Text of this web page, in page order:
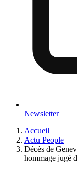
Newsletter
Accueil
Actu People
Décès de
hommage jugé